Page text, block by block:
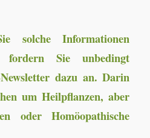
solche Informationen
fordern Sie unbedingt
dazu an. Darin
um Heilpflanzen, aber
oder Homöopathische